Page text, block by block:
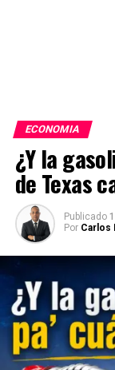
ECONOMIA
¿Y la
de Texas
Publicado
Por Carlos